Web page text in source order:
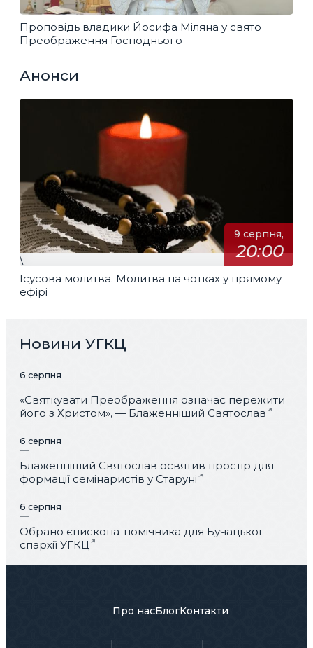
Проповідь владики Йосифа Міляна у свято
Преображення Господнього
Анонси
9 серпня,
20:00
\
Ісусова молитва. Молитва на чотках у прямому
ефірі
Новини УГКЦ
6 серпня
«Святкувати Преображення означає пережити
його з Христом», — Блаженніший Святослав
6 серпня
Блаженніший Святослав освятив простір для
формації семінаристів у Старуні
6 серпня
Обрано єпископа-помічника для Бучацької
єпархії УГКЦ
Про насБлогКонтакти